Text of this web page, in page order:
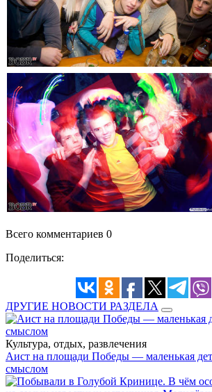
Всего комментариев 0
Поделиться:
ДРУГИЕ НОВОСТИ РАЗДЕЛА
Культура, отдых, развлечения
Аист на площади Победы — маленькая
смыслом